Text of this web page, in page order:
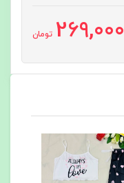
269,000 تومان